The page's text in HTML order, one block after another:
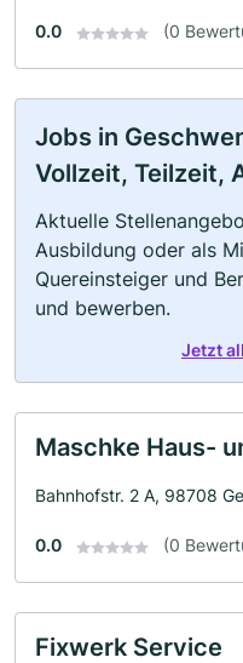
0.0 (0
Jobs in
Vollzeit, Teilzeit,
Aktuelle
Ausbildung oder als
Quereinsteiger und
und bewerben.
Jetzt
Maschke Haus-
Bahnhofstr. 2 A, 98708
0.0 (0
Fixwerk Service